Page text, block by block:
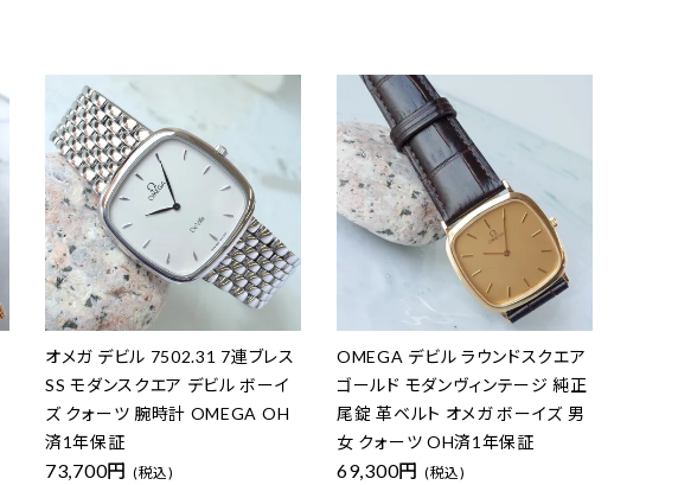
オメガ デビル 7502.31 7連ブレス
SS モダンスクエア デビル ボーイ
ズ クォーツ 腕時計 OMEGA OH
済1年保証
73,700円 (税込)
OMEGA デビル ラウンドスクエア
ゴールド モダンヴィンテージ 純正
尾錠 革ベルト オメガ ボーイズ 男
女 クォーツ OH済1年保証
69,300円 (税込)